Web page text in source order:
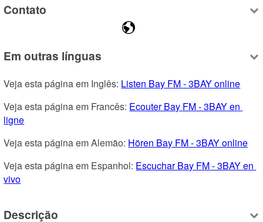
Contato
Em outras línguas
Veja esta página em Inglês: Listen Bay FM - 3BAY online
Veja esta página em Francês: Ecouter Bay FM - 3BAY en
ligne
Veja esta página em Alemão: Hören Bay FM - 3BAY online
Veja esta página em Espanhol: Escuchar Bay FM - 3BAY en
vivo
Descrição